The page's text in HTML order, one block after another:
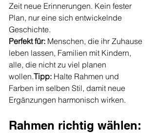
Zeit neue Erinnerungen. Kein fester
Plan, nur eine sich entwickelnde
Geschichte.
Perfekt für: Menschen, die ihr Zuhause
leben lassen, Familien mit Kindern,
alle, die nicht zu viel planen
wollen.Tipp: Halte Rahmen und
Farben im selben Stil, damit neue
Ergänzungen harmonisch wirken.
Rahmen richtig wählen: